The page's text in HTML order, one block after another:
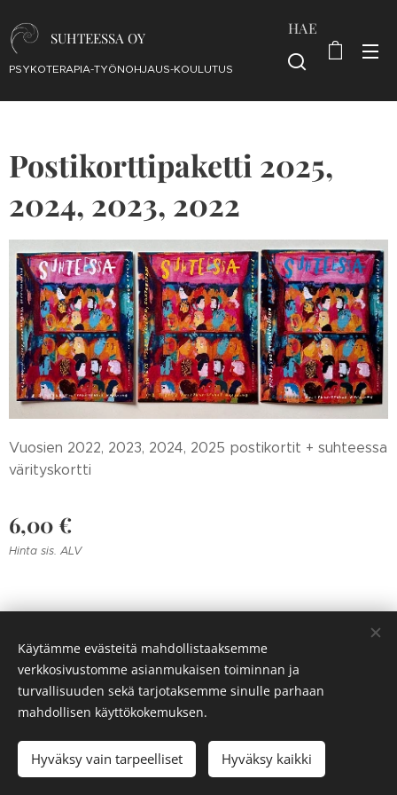
SUHTEESSA OY
PSYKOTERAPIA-TYÖNOHJAUS-KOULUTUS
HAE
Postikorttipaketti 2025,
2024, 2023, 2022
Vuosien 2022, 2023, 2024, 2025 postikortit + suhteessa
värityskortti
6,00€
Hinta sis. ALV
Lisää ostoskoriin
Evästeet Tietosuojakäytäntö Evästekäytäntö
Käytämme evästeitä mahdollistaaksemme
verkkosivustomme asianmukaisen toiminnan ja
turvallisuuden sekä tarjotaksemme sinulle parhaan
mahdollisen käyttökokemuksen.
Hyväksy vain tarpeelliset Hyväksy kaikki